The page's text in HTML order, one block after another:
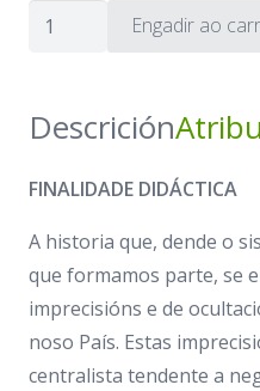
MÁIS
no
-
Historia
da
Galiza
cantidade
Engadir ao
Descrición
FINALIDADE DIDÁCTICA
A historia que, dende o
que formamos parte, se
imprecisións e de
noso País. Estas
centralista tendente a